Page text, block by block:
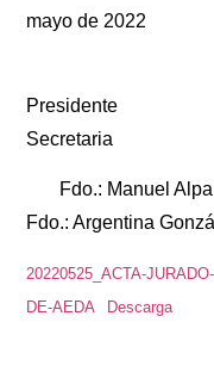
mayo de 2022
Secretaria
Fdo.:
Fdo.: Argentina
20220525_ACTA-
DE-AEDA
Descarga